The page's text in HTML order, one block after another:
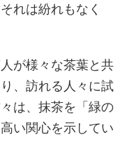
れは紛れもなく
が様々な茶葉と共
、訪れる人々に試
は、抹茶を「緑の
い関心を示してい